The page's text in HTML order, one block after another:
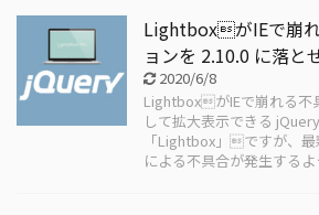
LightboxがIEで崩
ョンを 2.10.0 に落と
2020/6/8
LightboxがIEで崩れる不
して拡大表示できる
「Lightbox」ですが、
による不具合が発生するよ